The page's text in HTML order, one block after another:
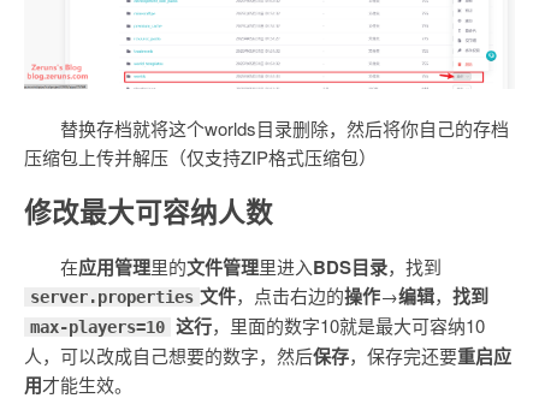
替换存档就将这个worlds目录删除，然后将你自己的存档
压缩包上传并解压（仅支持ZIP格式压缩包）
修改最大可容纳人数
在应用管理里的文件管理里进入BDS目录，找到
server.properties 文件，点击右边的操作→编辑， 找到
max-players=10 这行，里面的数字10就是最大可容纳10
人，可以改成自己想要的数字，然后保存，保存完还要重启应
用才能生效。